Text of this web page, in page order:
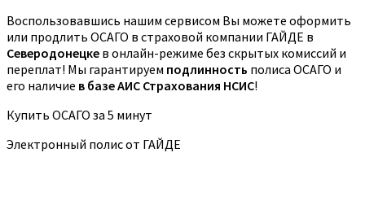
Воспользовавшись нашим сервисом Вы можете оформить
или продлить ОСАГО в страховой компании ГАЙДЕ в
Северодонецке в онлайн-режиме без скрытых комиссий и
переплат! Мы гарантируем подлинность полиса ОСАГО и
его наличие в базе АИС Страхования НСИС!
Купить ОСАГО за 5 минут
Электронный полис от ГАЙДЕ